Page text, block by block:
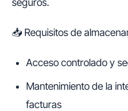
📥 Requisitos de
Acceso controlado y
Mantenimiento de la
facturas